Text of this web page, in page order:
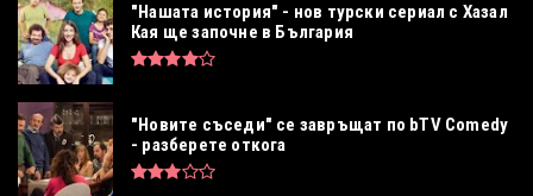
"Нашата история" - нов турски сериал с Хазал
Кая ще започне в България
"Новите съседи" се завръщат по bTV Comedy
- разберете откога